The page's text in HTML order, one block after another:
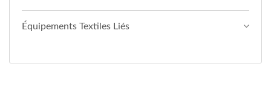
Équipements Textiles Liés